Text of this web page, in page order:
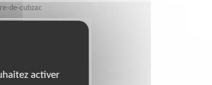
de-cubzac
activer